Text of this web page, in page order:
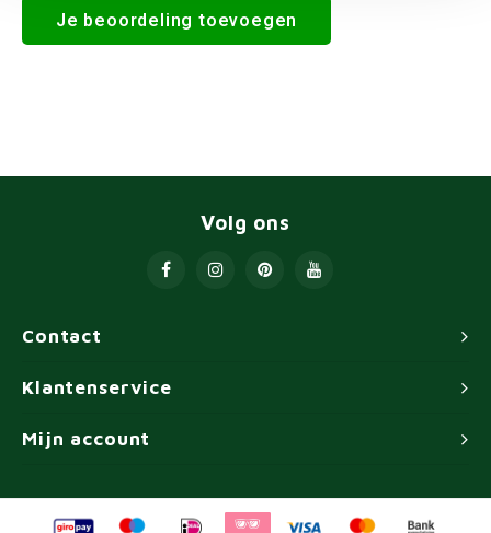
Je beoordeling toevoegen
Contact
Volg ons
Klantenservice
Mijn account